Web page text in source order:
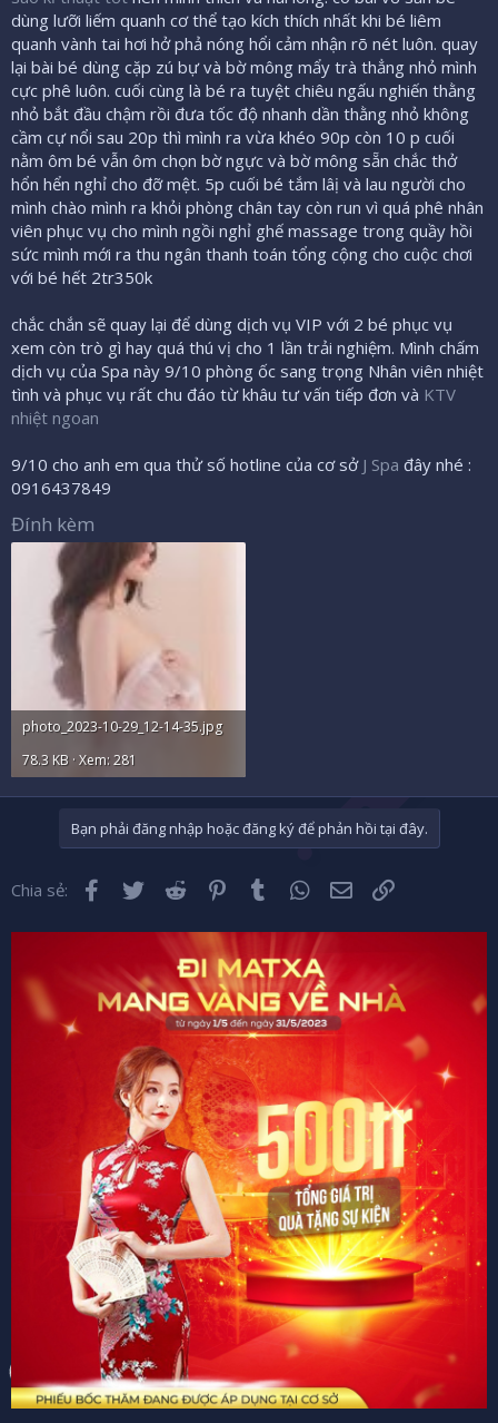
dùng lưỡi liếm quanh cơ thể tạo kích thích nhất khi bé liêm
quanh vành tai hơi hở phả nóng hổi cảm nhận rõ nét luôn. quay
lại bài bé dùng cặp zú bự và bờ mông mẩy trà thẳng nhỏ mình
cực phê luôn. cuối cùng là bé ra tuyệt chiêu ngấu nghiến thằng
nhỏ bắt đầu chậm rồi đưa tốc độ nhanh dần thằng nhỏ không
cầm cự nổi sau 20p thì mình ra vừa khéo 90p còn 10 p cuối
nằm ôm bé vẫn ôm chọn bờ ngực và bờ mông sẵn chắc thở
hổn hển nghỉ cho đỡ mệt. 5p cuối bé tắm lâị và lau người cho
mình chào mình ra khỏi phòng chân tay còn run vì quá phê nhân
viên phục vụ cho mình ngồi nghỉ ghế massage trong quầy hồi
sức mình mới ra thu ngân thanh toán tổng cộng cho cuộc chơi
với bé hết 2tr350k
chắc chắn sẽ quay lại để dùng dịch vụ VIP với 2 bé phục vụ
xem còn trò gì hay quá thú vị cho 1 lần trải nghiệm. Mình chấm
dịch vụ của Spa này 9/10 phòng ốc sang trọng Nhân viên nhiệt
tình và phục vụ rất chu đáo từ khâu tư vấn tiếp đơn và KTV
nhiệt ngoan
9/10 cho anh em qua thử số hotline của cơ sở J Spa đây nhé :
0916437849
Đính kèm
photo_2023-10-29_12-14-35.jpg
78.3 KB · Xem: 281
Bạn phải đăng nhập hoặc đăng ký để phản hồi tại đây.
Chia sẻ: Facebook
Twitter Reddit Pinterest
Tumblr WhatsApp
Email